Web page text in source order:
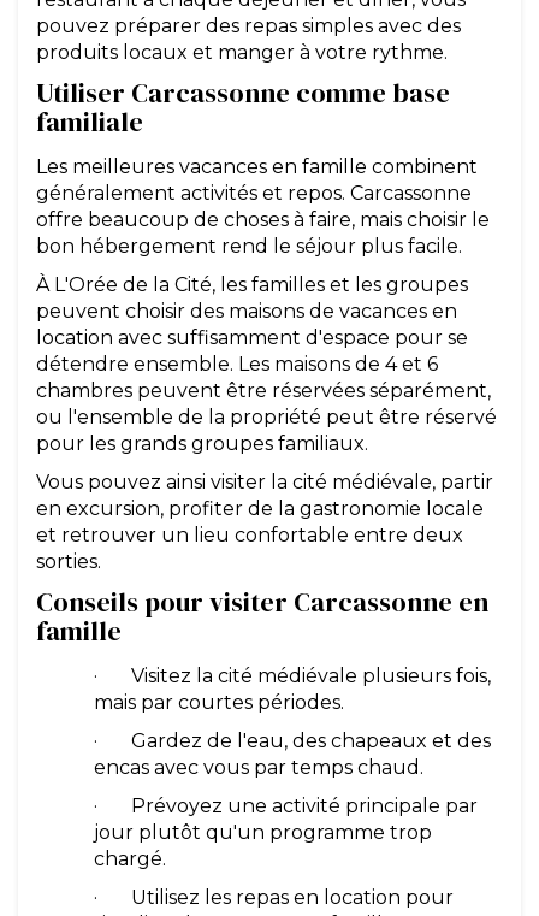
pouvez préparer des repas simples avec des
produits locaux et manger à votre rythme.
Utiliser Carcassonne comme base
familiale
Les meilleures vacances en famille combinent
généralement activités et repos. Carcassonne
offre beaucoup de choses à faire, mais choisir le
bon hébergement rend le séjour plus facile.
À L'Orée de la Cité, les familles et les groupes
peuvent choisir des maisons de vacances en
location avec suffisamment d'espace pour se
détendre ensemble. Les maisons de 4 et 6
chambres peuvent être réservées séparément,
ou l'ensemble de la propriété peut être réservé
pour les grands groupes familiaux.
Vous pouvez ainsi visiter la cité médiévale, partir
en excursion, profiter de la gastronomie locale
et retrouver un lieu confortable entre deux
sorties.
Conseils pour visiter Carcassonne en
famille
· Visitez la cité médiévale plusieurs fois,
mais par courtes périodes.
· Gardez de l'eau, des chapeaux et des
encas avec vous par temps chaud.
· Prévoyez une activité principale par
jour plutôt qu'un programme trop
chargé.
· Utilisez les repas en location pour